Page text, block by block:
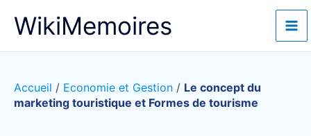
WikiMemoires
Accueil / Economie et Gestion / Le concept du
marketing touristique et Formes de tourisme